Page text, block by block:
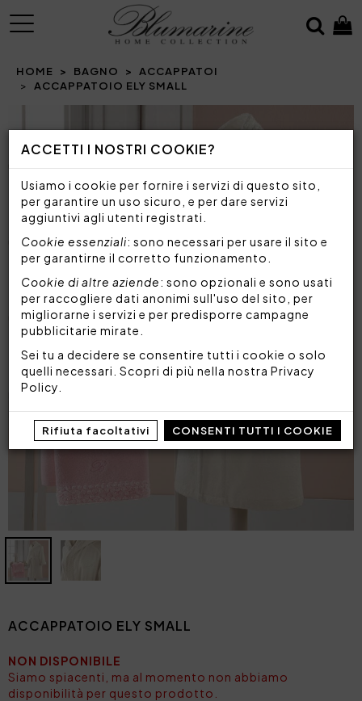
ACCETTI I NOSTRI COOKIE?
Usiamo i cookie per fornire i servizi di questo sito,
per garantire un uso sicuro, e per dare servizi
aggiuntivi agli utenti registrati.
Cookie essenziali: sono necessari per usare il sito e
per garantirne il corretto funzionamento.
Cookie di altre aziende: sono opzionali e sono usati
per raccogliere dati anonimi sull'uso del sito, per
migliorarne i servizi e per predisporre campagne
pubblicitarie mirate.
Sei tu a decidere se consentire tutti i cookie o solo
quelli necessari. Scopri di più nella nostra Privacy
Policy
Rifiuta facoltativi CONSENTI TUTTI I COOKIE
MENU
HOME BAGNO
ACCAPPATOI
ACCAPPATOIO ELY SMALL
Prev
ACCAPPATOIO ELY SMALL
NON DISPONIBILE
Siamo spiacenti, ma al momento non abbiamo
disponibilità per questo prodotto.